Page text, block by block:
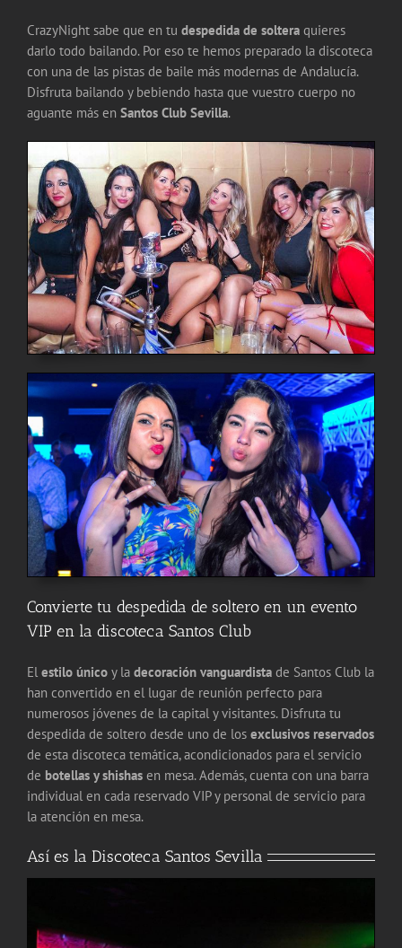
CrazyNight sabe que en tu despedida de soltera quieres
darlo todo bailando. Por eso te hemos preparado la discoteca
con una de las pistas de baile más modernas de Andalucía.
Disfruta bailando y bebiendo hasta que vuestro cuerpo no
aguante más en Santos Club Sevilla.
Convierte tu despedida de soltero en un evento
VIP en la discoteca Santos Club
El estilo único y la decoración vanguardista de Santos Club la
han convertido en el lugar de reunión perfecto para
numerosos jóvenes de la capital y visitantes. Disfruta tu
despedida de soltero desde uno de los exclusivos reservados
de esta discoteca temática, acondicionados para el servicio
de botellas y shishas en mesa. Además, cuenta con una barra
individual en cada reservado VIP y personal de servicio para
la atención en mesa.
Así es la Discoteca Santos Sevilla